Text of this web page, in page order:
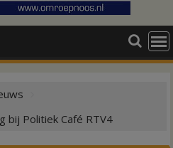
bij Politiek Café RTV4